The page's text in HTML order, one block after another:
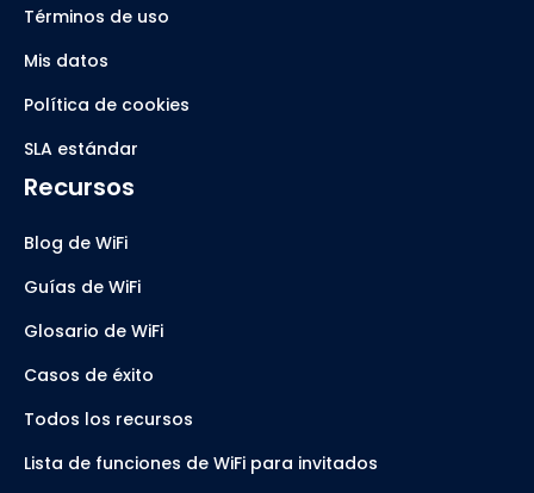
Términos de uso
Mis datos
Política de cookies
SLA estándar
Recursos
Blog de WiFi
Guías de WiFi
Glosario de WiFi
Casos de éxito
Todos los recursos
Lista de funciones de WiFi para invitados